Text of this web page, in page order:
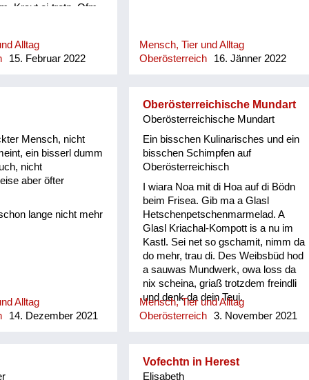
Kraut ei-tretn, Ofm
Mist ausführn, d
dengeln. Loatan-
Bandln wewan,
Kiada geh, Fedan
z´am tragn und
Butta rüahn und
Bam ostreicha,
onehma, Howan
mocha, Besn
Haus is nu zan
is nu vü zan
scho davo, wann
w...
Alltag
15. Februar 2022
Mensch, Tier und Alltag
Oberösterreich
16. Jänner 2022
Mensch, nicht
ein bisserl dumm
nicht
aber öfter
lange nicht mehr
Alltag
14. Dezember 2021
Oberösterreichische Mundart
Oberösterreichische Mundart
Ein bisschen Kulinarisches und ein
bisschen Schimpfen auf
Oberösterreichisch
I wiara Noa mit di Hoa auf di Bödn
beim Frisea. Gib ma a Glasl
Hetschenpetschenmarmelad. A
Glasl Kriachal-Kompott is a nu im
Kastl. Sei net so gschamit, nimm da
do mehr, trau di. Des Weibsbüd hod
a sauwas Mundwerk, owa loss da
nix scheina, griaß trotzdem freindli
und denk da dein Teui.
Mensch, Tier und Alltag
Oberösterreich
3. November 2021
Vofechtn in Herest
Elisabeth